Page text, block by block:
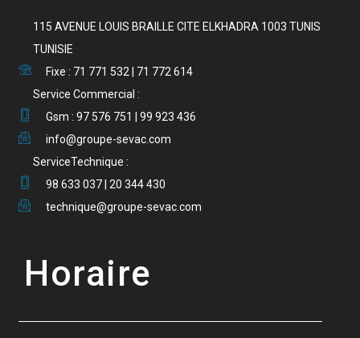
115 AVENUE LOUIS BRAILLE CITE ELKHADRA 1003 TUNIS
TUNISIE
Fixe : 71 771 532 | 71 772 614
Service Commercial :
Gsm : 97 576 751 | 99 923 436
info@groupe-sevac.com
ServiceTechnique :
98 633 037 | 20 344 430
technique@groupe-sevac.com
Horaire